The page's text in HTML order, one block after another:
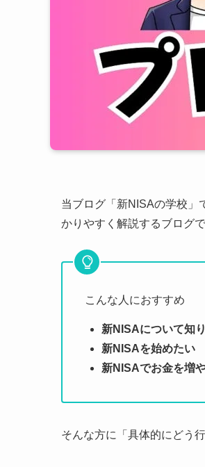
当ブログ「新NISAの学校」
かりやすく解説するブログで
こんな人におすすめ
新NISAについて知
新NISAを始めたい
新NISAでお金を増
そんな方に「具体的にどう